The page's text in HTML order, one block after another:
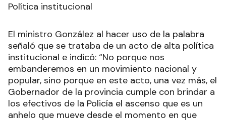
Política institucional
El ministro González al hacer uso de la palabra
señaló que se trataba de un acto de alta política
institucional e indicó: “No porque nos
embanderemos en un movimiento nacional y
popular, sino porque en este acto, una vez más, el
Gobernador de la provincia cumple con brindar a
los efectivos de la Policía el ascenso que es un
anhelo que mueve desde el momento en que